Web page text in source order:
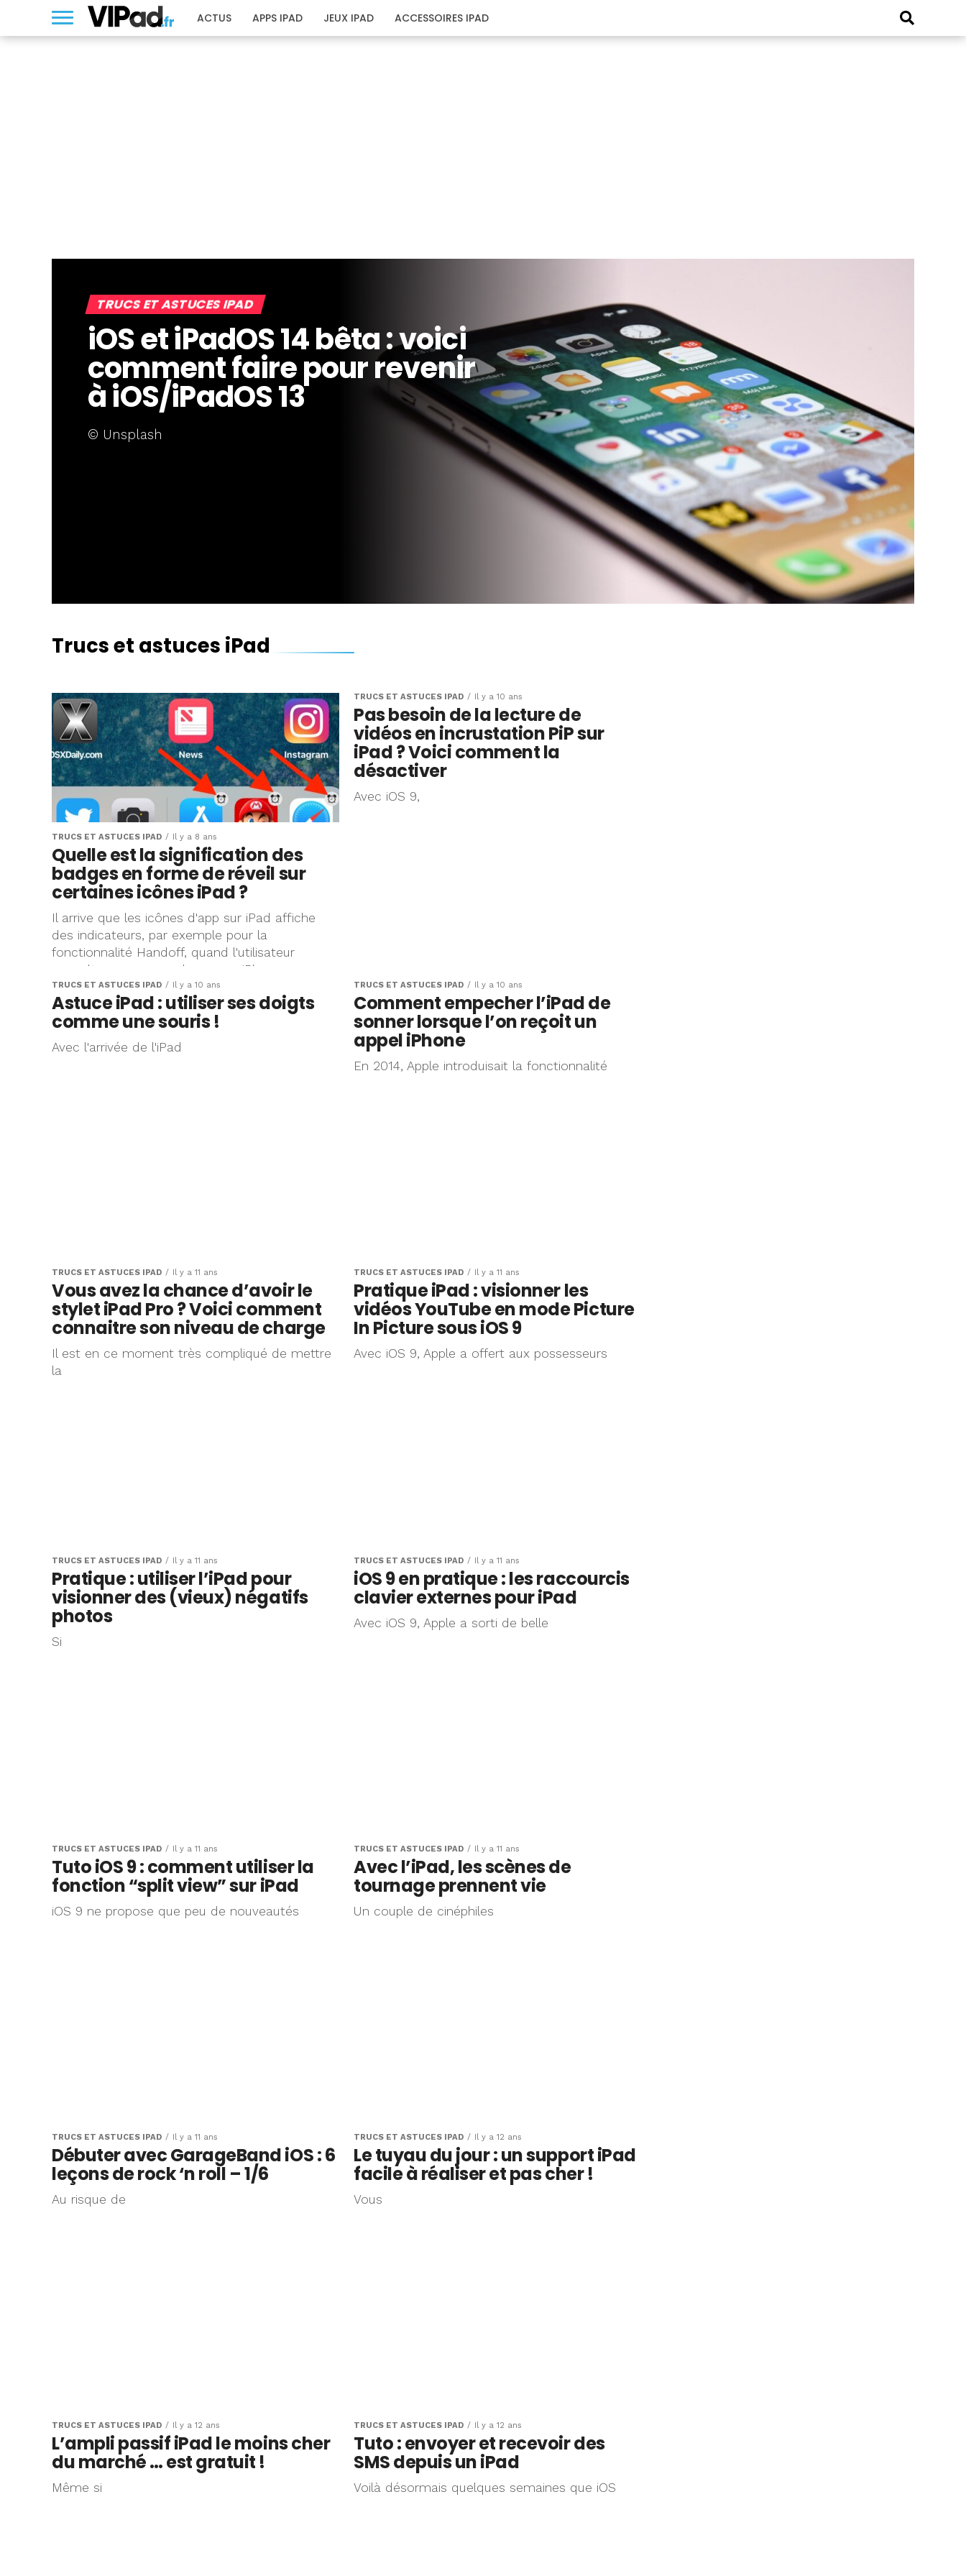
ACTUS APPS IPAD JEUX IPAD ACCESSOIRES IPAD
TRUCS ET ASTUCES IPAD
iOS et iPadOS 14 bêta : voici
comment faire pour revenir
à iOS/iPadOS 13
© Unsplash
Trucs et astuces iPad
TRUCS ET ASTUCES IPAD Il y a 8 ans
Quelle est la signification des
badges en forme de réveil sur
certaines icônes iPad ?
Il arrive que les icônes d'app sur iPad affiche
des indicateurs, par exemple pour la
fonctionnalité Handoff, quand l'utilisateur
consulte une page web sur son iPhone,...
TRUCS ET ASTUCES IPAD Il y a 10 ans
Pas besoin de la lecture de
vidéos en incrustation PiP sur
iPad ? Voici comment la
désactiver
Avec iOS 9,
TRUCS ET ASTUCES IPAD Il y a 10 ans
Astuce iPad : utiliser ses doigts
comme une souris !
Avec l'arrivée de l'iPad
TRUCS ET ASTUCES IPAD Il y a 10 ans
Comment empecher l’iPad de
sonner lorsque l’on reçoit un
appel iPhone
En 2014, Apple introduisait la fonctionnalité
TRUCS ET ASTUCES IPAD Il y a 11 ans
Vous avez la chance d’avoir le
stylet iPad Pro ? Voici comment
connaitre son niveau de charge
Il est en ce moment très compliqué de mettre
la
TRUCS ET ASTUCES IPAD Il y a 11 ans
Pratique iPad : visionner les
vidéos YouTube en mode Picture
In Picture sous iOS 9
Avec iOS 9, Apple a offert aux possesseurs
TRUCS ET ASTUCES IPAD Il y a 11 ans
Pratique : utiliser l’iPad pour
visionner des (vieux) négatifs
photos
Si
TRUCS ET ASTUCES IPAD Il y a 11 ans
iOS 9 en pratique : les raccourcis
clavier externes pour iPad
Avec iOS 9, Apple a sorti de belle
TRUCS ET ASTUCES IPAD Il y a 11 ans
Tuto iOS 9 : comment utiliser la
fonction “split view” sur iPad
iOS 9 ne propose que peu de nouveautés
TRUCS ET ASTUCES IPAD Il y a 11 ans
Avec l’iPad, les scènes de
tournage prennent vie
Un couple de cinéphiles
TRUCS ET ASTUCES IPAD Il y a 11 ans
Débuter avec GarageBand iOS : 6
leçons de rock ‘n roll – 1/6
Au risque de
TRUCS ET ASTUCES IPAD Il y a 12 ans
Le tuyau du jour : un support iPad
facile à réaliser et pas cher !
Vous
TRUCS ET ASTUCES IPAD Il y a 12 ans
L’ampli passif iPad le moins cher
du marché … est gratuit !
Même si
TRUCS ET ASTUCES IPAD Il y a 12 ans
Tuto : envoyer et recevoir des
SMS depuis un iPad
Voilà désormais quelques semaines que iOS